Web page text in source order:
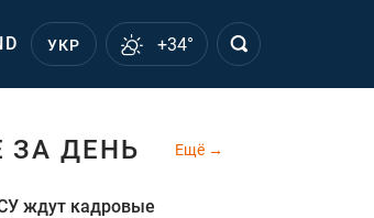
УКР +34°
ЗА ДЕНЬ Ещё
ждут кадровые